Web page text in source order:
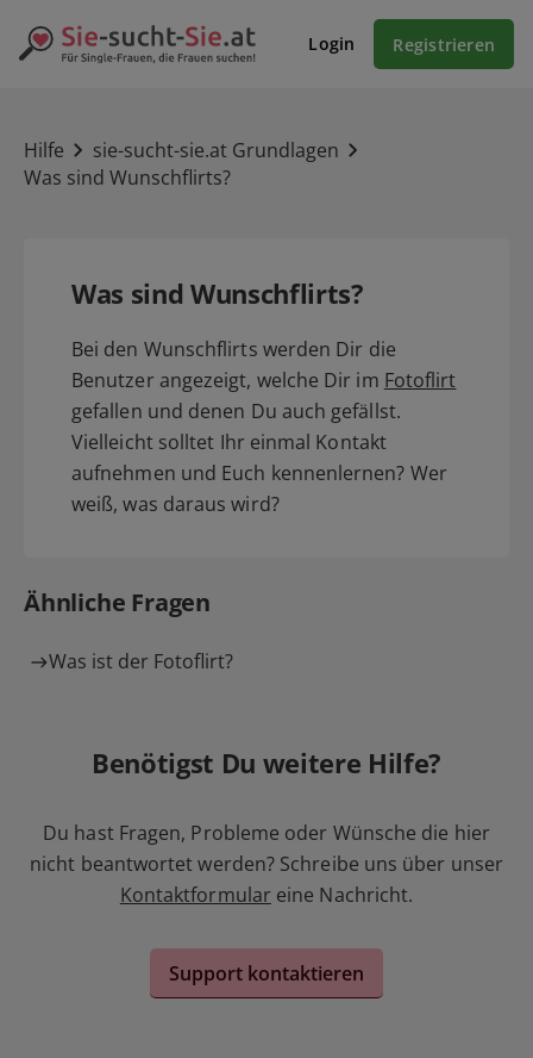
Login Registrieren
Hilfe
sie-sucht-sie.at Grundlagen
Was sind Wunschflirts?
Was sind Wunschflirts?
Bei den Wunschflirts werden Dir die
Benutzer angezeigt, welche Dir im Fotoflirt
gefallen und denen Du auch gefällst.
Vielleicht solltet Ihr einmal Kontakt
aufnehmen und Euch kennenlernen? Wer
weiß, was daraus wird?
Ähnliche Fragen
Was ist der Fotoflirt?
Benötigst Du weitere Hilfe?
Du hast Fragen, Probleme oder Wünsche die hier
nicht beantwortet werden? Schreibe uns über unser
Kontaktformular eine Nachricht.
Support kontaktieren